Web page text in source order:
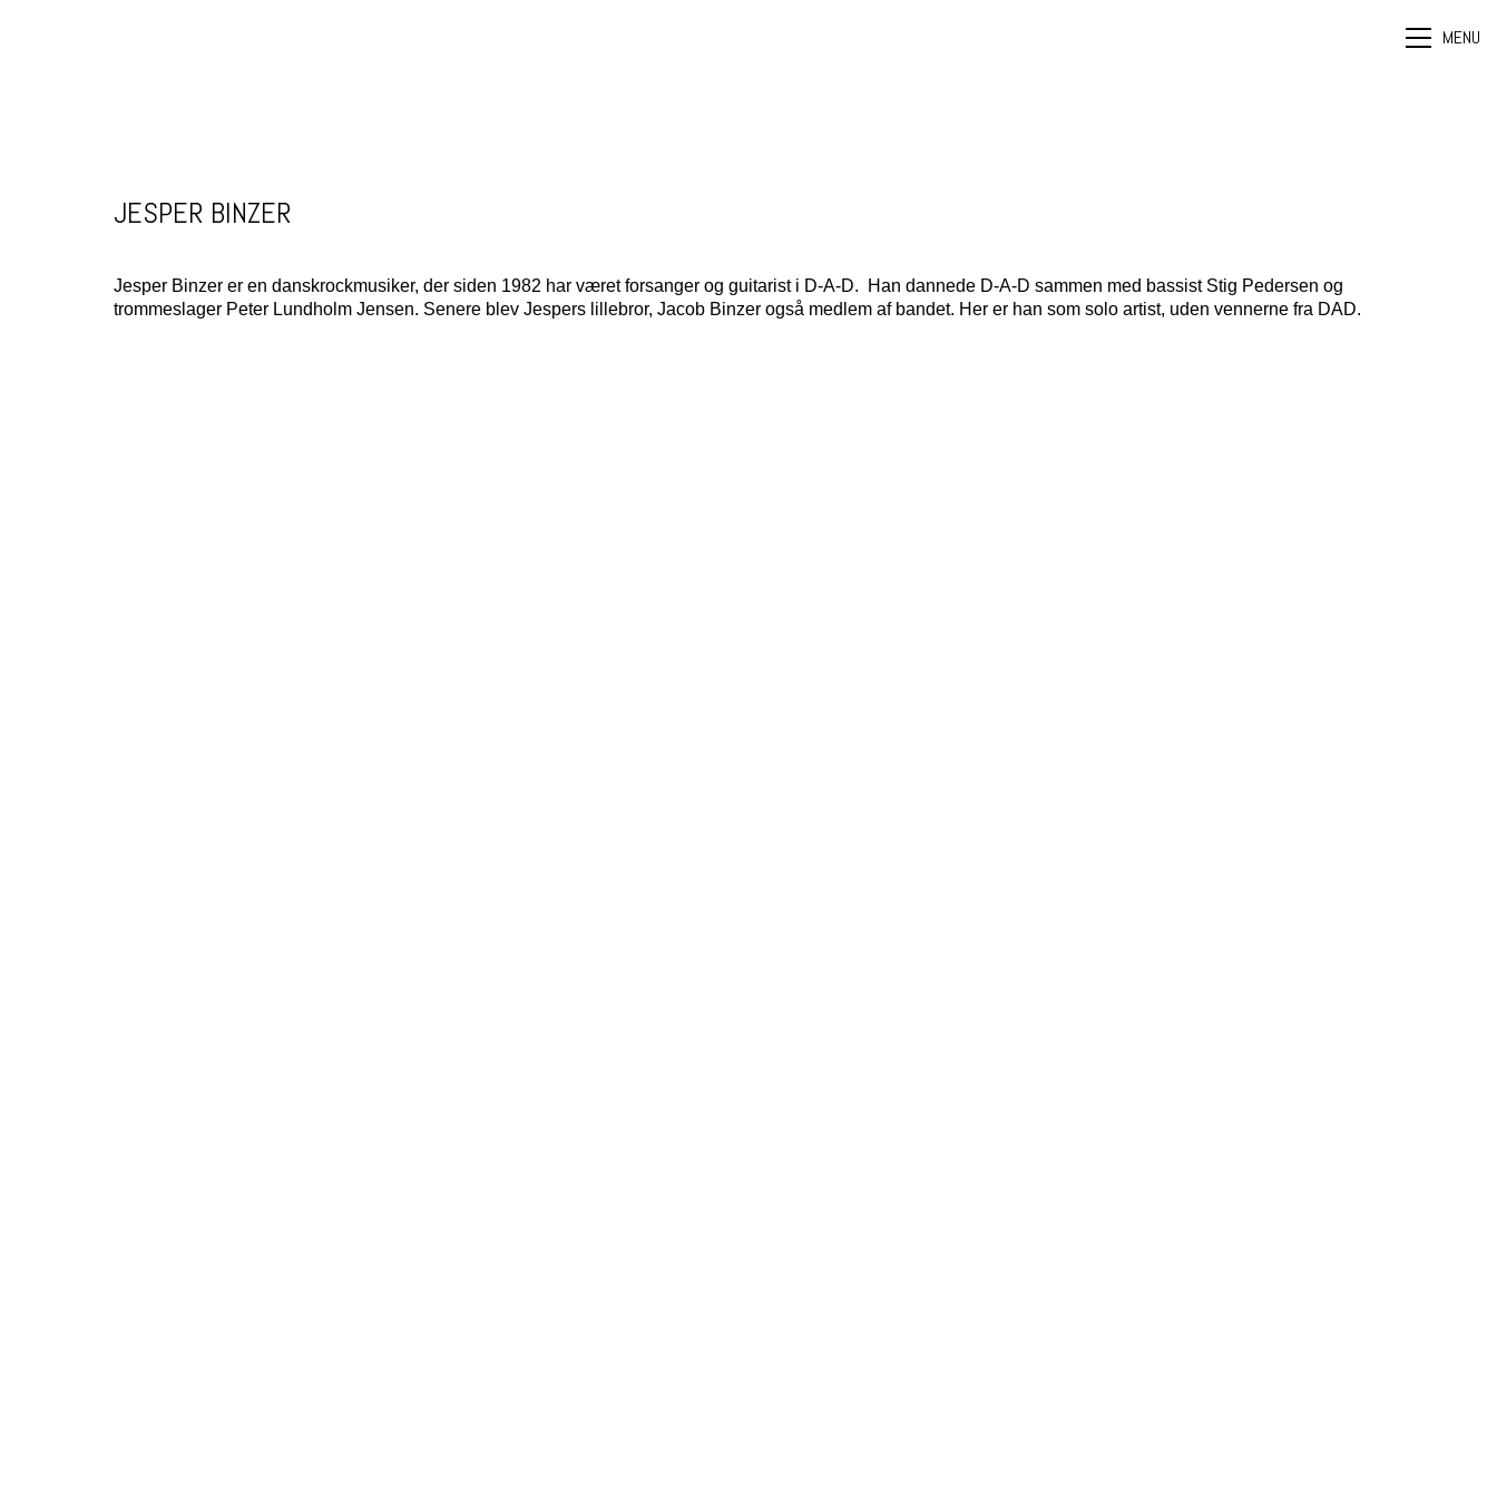
MENU
JESPER BINZER
Jesper Binzer er en danskrockmusiker, der siden 1982 har været forsanger og guitarist i D-A-D. Han dannede D-A-D sammen med bassist Stig Pedersen og
trommeslager Peter Lundholm Jensen. Senere blev Jespers lillebror, Jacob Binzer også medlem af bandet. Her er han som solo artist, uden vennerne fra DAD.